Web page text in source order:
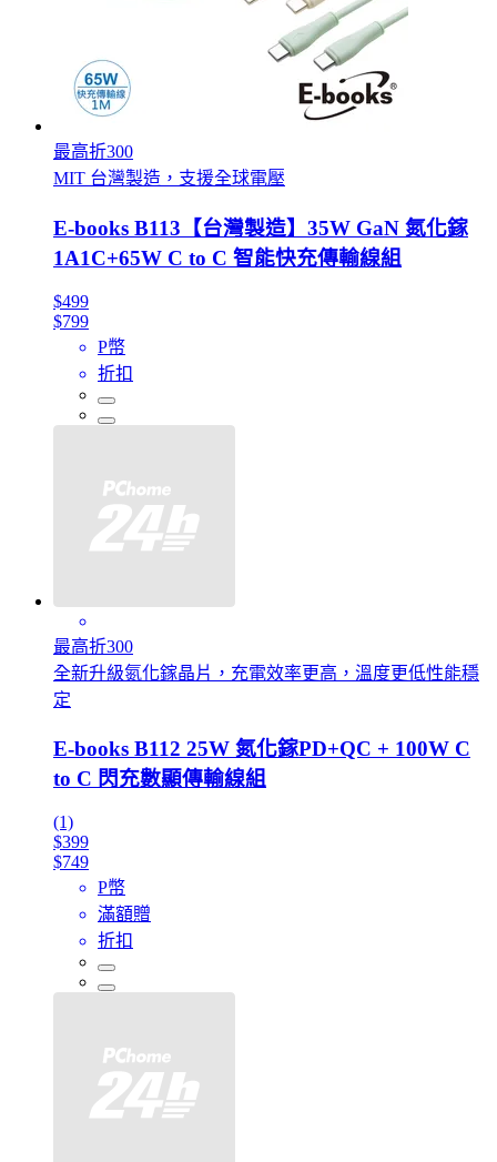
最高折300
MIT 台灣製造，支援全球電壓
E-books B113【台灣製造】35W GaN 氮化鎵
1A1C+65W C to C 智能快充傳輸線組
$499
$799
P幣
折扣
最高折300
全新升級氮化鎵晶片，充電效率更高，溫度更低性能穩
定
E-books B112 25W 氮化鎵PD+QC + 100W C
to C 閃充數顯傳輸線組
(1)
$399
$749
P幣
滿額贈
折扣